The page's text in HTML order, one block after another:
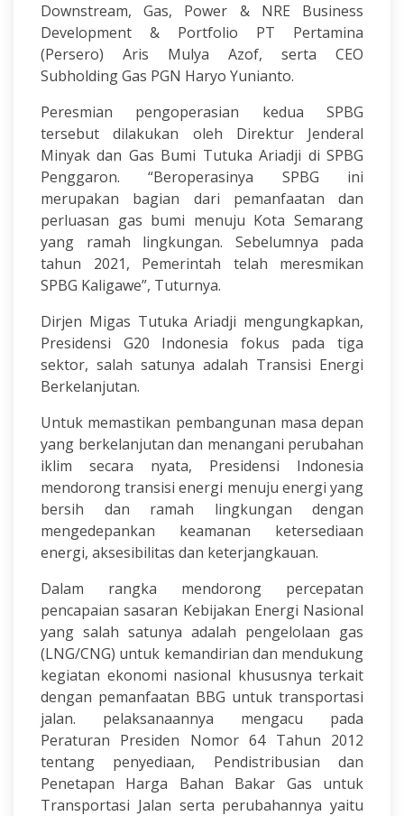
Downstream, Gas, Power & NRE Business
Development & Portfolio PT Pertamina
(Persero) Aris Mulya Azof, serta CEO
Subholding Gas PGN Haryo Yunianto.
Peresmian pengoperasian kedua SPBG
tersebut dilakukan oleh Direktur Jenderal
Minyak dan Gas Bumi Tutuka Ariadji di SPBG
Penggaron. “Beroperasinya SPBG ini
merupakan bagian dari pemanfaatan dan
perluasan gas bumi menuju Kota Semarang
yang ramah lingkungan. Sebelumnya pada
tahun 2021, Pemerintah telah meresmikan
SPBG Kaligawe”, Tuturnya.
Dirjen Migas Tutuka Ariadji mengungkapkan,
Presidensi G20 Indonesia fokus pada tiga
sektor, salah satunya adalah Transisi Energi
Berkelanjutan.
Untuk memastikan pembangunan masa depan
yang berkelanjutan dan menangani perubahan
iklim secara nyata, Presidensi Indonesia
mendorong transisi energi menuju energi yang
bersih dan ramah lingkungan dengan
mengedepankan keamanan ketersediaan
energi, aksesibilitas dan keterjangkauan.
Dalam rangka mendorong percepatan
pencapaian sasaran Kebijakan Energi Nasional
yang salah satunya adalah pengelolaan gas
(LNG/CNG) untuk kemandirian dan mendukung
kegiatan ekonomi nasional khususnya terkait
dengan pemanfaatan BBG untuk transportasi
jalan. pelaksanaannya mengacu pada
Peraturan Presiden Nomor 64 Tahun 2012
tentang penyediaan, Pendistribusian dan
Penetapan Harga Bahan Bakar Gas untuk
Transportasi Jalan serta perubahannya yaitu